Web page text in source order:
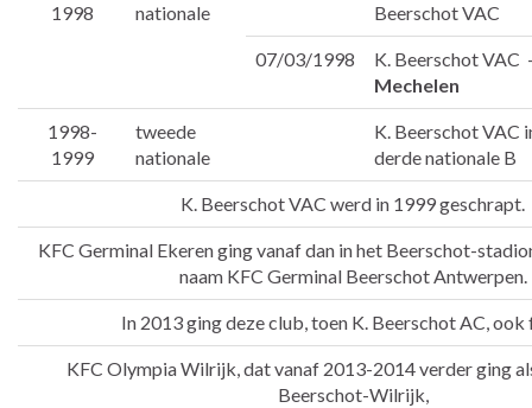
1998
nationale
Beerschot VAC
07/03/1998
K. Beerschot VAC
Mechelen
1998-
1999
tweede
nationale
K. Beerschot VAC
derde nationale B
K. Beerschot VAC werd in 1999 geschrapt.
KFC Germinal Ekeren ging vanaf dan in het Beerschot-
naam KFC Germinal Beerschot Antwerpen.
In 2013 ging deze club, toen K. Beerschot AC,
KFC Olympia Wilrijk, dat vanaf 2013-2014 verder ging
Beerschot-Wilrijk,